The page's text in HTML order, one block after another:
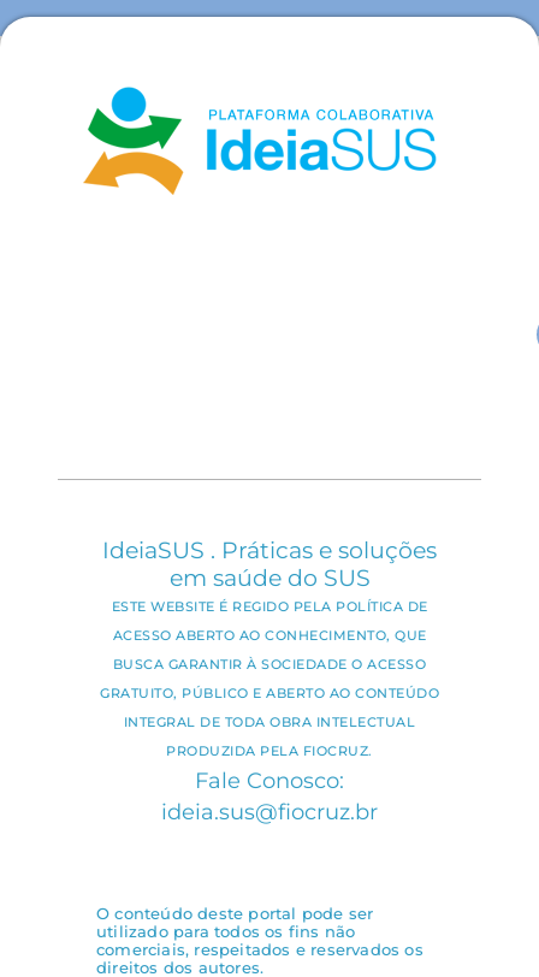
IdeiaSUS . Práticas e soluções
em saúde do SUS
ESTE WEBSITE É REGIDO PELA POLÍTICA DE
ACESSO ABERTO AO CONHECIMENTO, QUE
BUSCA GARANTIR À SOCIEDADE O ACESSO
GRATUITO, PÚBLICO E ABERTO AO CONTEÚDO
INTEGRAL DE TODA OBRA INTELECTUAL
PRODUZIDA PELA FIOCRUZ.
Fale Conosco:
ideia.sus@fiocruz.br
O conteúdo deste portal pode ser
utilizado para todos os fins não
comerciais, respeitados e reservados os
direitos dos autores.